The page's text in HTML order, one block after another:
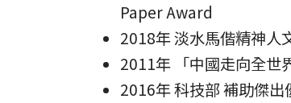
Paper Award
2018年 淡水馬偕精神人
2011年 「中國走向全世
2016年 科技部 補助傑